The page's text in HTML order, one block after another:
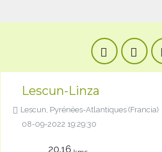
Lescun-Linza
Lescun, Pyrénées-Atlantiques (Francia)
08-09-2022 19:29:30
20.16